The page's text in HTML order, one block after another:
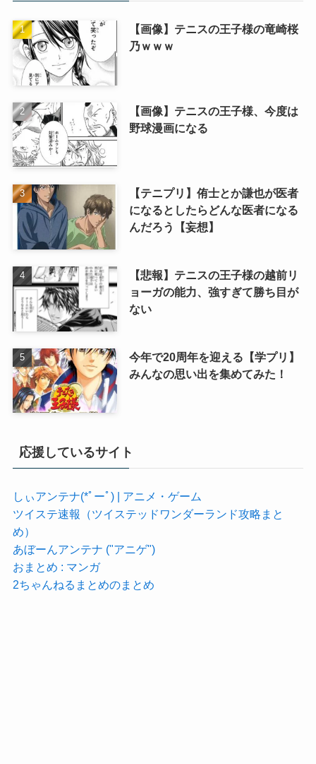
【画像】テニスの王子様の竜崎桜
乃ｗｗｗ
【画像】テニスの王子様、今度は
野球漫画になる
【テニプリ】侑士とか謙也が医者
になるとしたらどんな医者になる
んだろう【妄想】
【悲報】テニスの王子様の越前リ
ョーガの能力、強すぎて勝ち目が
ない
今年で20周年を迎える【学プリ】
みんなの思い出を集めてみた！
応援しているサイト
しぃアンテナ(*ﾟーﾟ) | アニメ・ゲーム
ツイステ速報（ツイステッドワンダーランド攻略まと
め）
あぼーんアンテナ ("アニゲ")
おまとめ : マンガ
2ちゃんねるまとめのまとめ